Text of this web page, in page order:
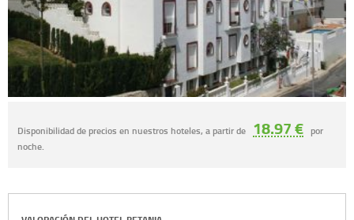
Disponibilidad de precios en nuestros hoteles, a partir de 18.97 € por
noche.